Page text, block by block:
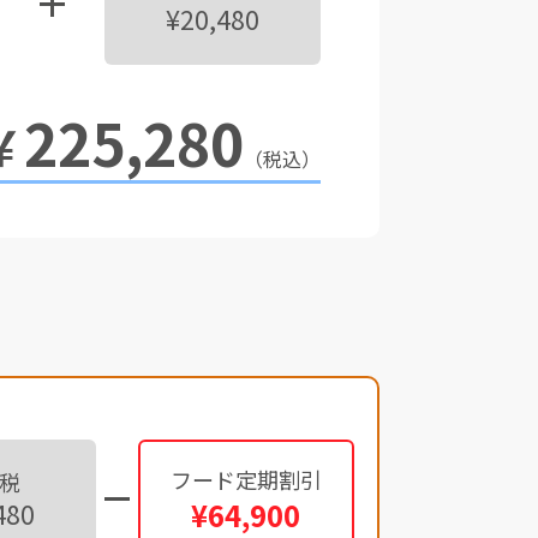
¥20,480
225,280 （税込）
フード定期割引
¥64,900